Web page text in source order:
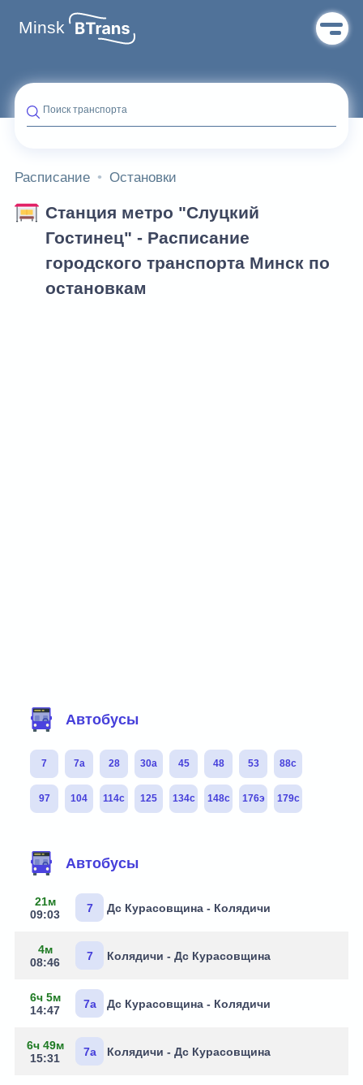
Minsk
Поиск транспорта
Расписание Остановки
Станция метро "Слуцкий
Гостинец" - Расписание
городского транспорта Минск по
остановкам
Автобусы
7 7а 28 30а 45 48 53 88с
97 104 114с 125 134с 148с 176э 179с
Автобусы
21м
09:03
7 Дс Курасовщина - Колядичи
4м
08:46
7 Колядичи - Дс Курасовщина
6ч 5м
14:47
7а Дс Курасовщина - Колядичи
6ч 49м
15:31
7а Колядичи - Дс Курасовщина